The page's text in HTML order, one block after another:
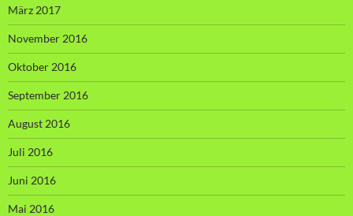
März 2017
November 2016
Oktober 2016
September 2016
August 2016
Juli 2016
Juni 2016
Mai 2016